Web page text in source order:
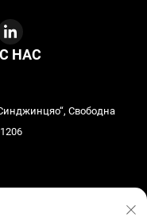
НАС
Свободна